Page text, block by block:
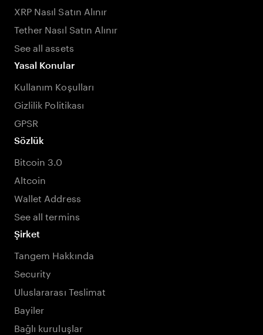
XRP Nasıl Satın Alınır
Tether Nasıl Satın Alınır
See all assets
Yasal Konular
Kullanım Koşulları
Gizlilik Politikası
GPSR
Sözlük
Bitcoin 3.0
Altcoin
Wallet Address
See all termins
Şirket
Tangem Hakkında
Security
Uluslararası Teslimat
Bayiler
Bağlı kuruluşlar